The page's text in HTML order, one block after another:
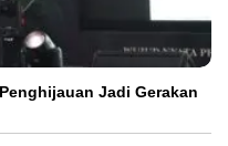
Jadi Gerakan